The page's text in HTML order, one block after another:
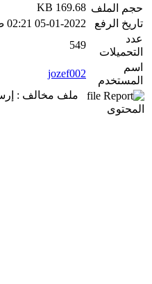
حجم الملف 169.68 KB
تاريخ الرفع
05-01-2022 02:21 ص
عدد
التحميلات
549
اسم
المستخدم
jozef002
ملف مخالف :
المحتوى